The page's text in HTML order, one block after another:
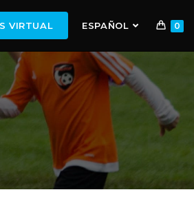
VIRTUAL ESPAÑOL 0